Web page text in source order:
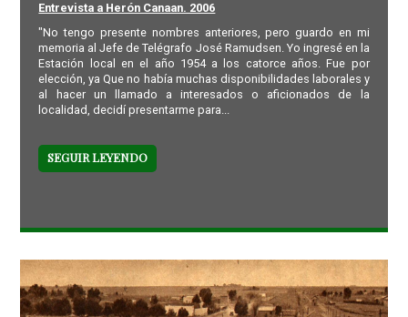
Entrevista a Herón Canaan. 2006
"No tengo presente nombres anteriores, pero guardo en mi
memoria al Jefe de Telégrafo José Ramudsen. Yo ingresé en la
Estación local en el año 1954 a los catorce años. Fue por
elección, ya Que no había muchas disponibilidades laborales y
al hacer un llamado a interesados o aficionados de la
localidad, decidí presentarme para...
SEGUIR LEYENDO